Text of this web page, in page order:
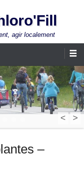
agir localement
< >
–